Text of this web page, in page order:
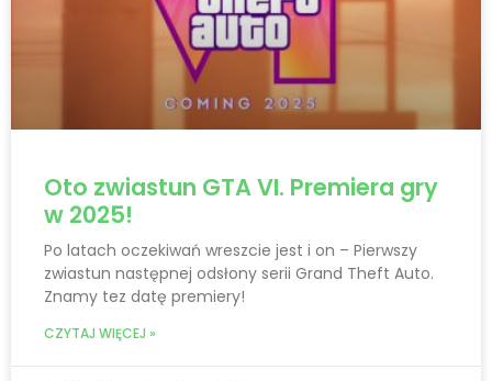
Oto zwiastun GTA VI. Premiera gry
w 2025!
Po latach oczekiwań wreszcie jest i on – Pierwszy
zwiastun następnej odsłony serii Grand Theft Auto.
Znamy tez datę premiery!
CZYTAJ WIĘCEJ »